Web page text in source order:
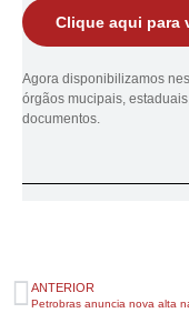
Clique aqui para
Agora disponibilizamos
órgãos mucipais,
documentos.
ANTERIOR